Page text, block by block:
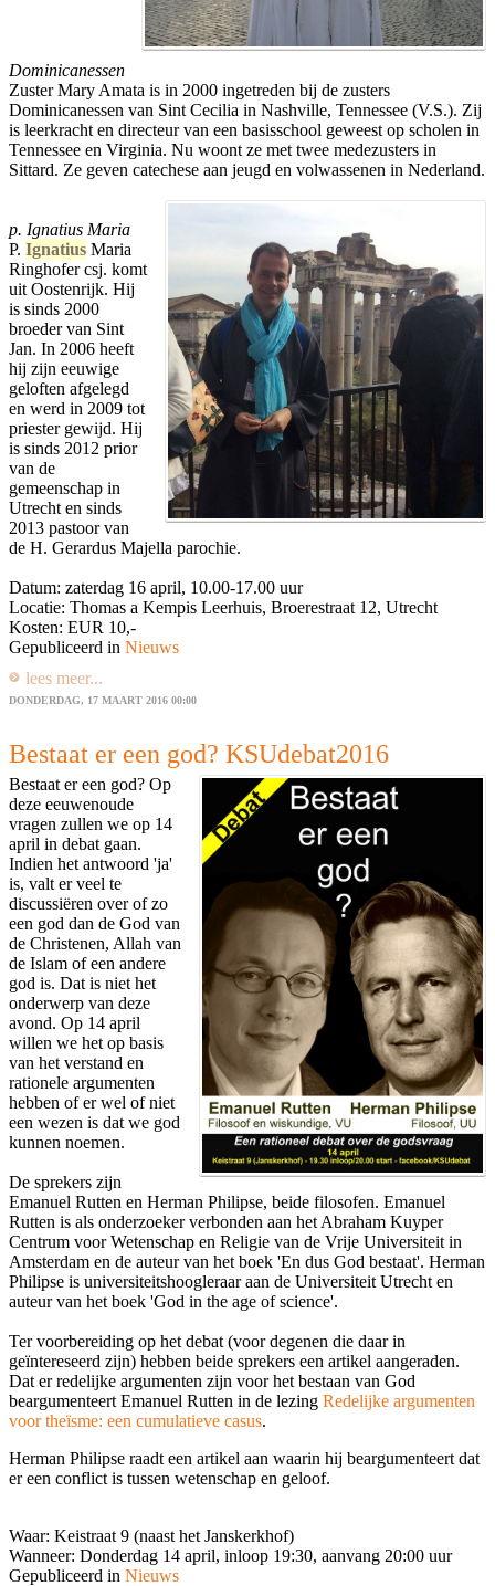
Dominicanessen
Zuster Mary Amata is in 2000 ingetreden bij de zusters
Dominicanessen van Sint Cecilia in Nashville, Tennessee (V.S.). Zij
is leerkracht en directeur van een basisschool geweest op scholen in
Tennessee en Virginia. Nu woont ze met twee medezusters in
Sittard. Ze geven catechese aan jeugd en volwassenen in Nederland.
p. Ignatius Maria
P. Ignatius Maria
Ringhofer csj. komt
uit Oostenrijk. Hij
is sinds 2000
broeder van Sint
Jan. In 2006 heeft
hij zijn eeuwige
geloften afgelegd
en werd in 2009 tot
priester gewijd. Hij
is sinds 2012 prior
van de
gemeenschap in
Utrecht en sinds
2013 pastoor van
de H. Gerardus Majella parochie.
Datum: zaterdag 16 april, 10.00-17.00 uur
Locatie: Thomas a Kempis Leerhuis, Broerestraat 12, Utrecht
Kosten: EUR 10,-
Gepubliceerd in Nieuws
lees meer...
DONDERDAG, 17 MAART 2016 00:00
Bestaat er een god? KSUdebat2016
Bestaat er een god? Op
deze eeuwenoude
vragen zullen we op 14
april in debat gaan.
Indien het antwoord 'ja'
is, valt er veel te
discussiëren over of zo
een god dan de God van
de Christenen, Allah van
de Islam of een andere
god is. Dat is niet het
onderwerp van deze
avond. Op 14 april
willen we het op basis
van het verstand en
rationele argumenten
hebben of er wel of niet
een wezen is dat we god
kunnen noemen.
De sprekers zijn
Emanuel Rutten en Herman Philipse, beide filosofen. Emanuel
Rutten is als onderzoeker verbonden aan het Abraham Kuyper
Centrum voor Wetenschap en Religie van de Vrije Universiteit in
Amsterdam en de auteur van het boek 'En dus God bestaat'. Herman
Philipse is universiteitshoogleraar aan de Universiteit Utrecht en
auteur van het boek 'God in the age of science'.
Ter voorbereiding op het debat (voor degenen die daar in
geïntereseerd zijn) hebben beide sprekers een artikel aangeraden.
Dat er redelijke argumenten zijn voor het bestaan van God
beargumenteert Emanuel Rutten in de lezing Redelijke argumenten
voor theïsme: een cumulatieve casus.
Herman Philipse raadt een artikel aan waarin hij beargumenteert dat
er een conflict is tussen wetenschap en geloof.
Waar: Keistraat 9 (naast het Janskerkhof)
Wanneer: Donderdag 14 april, inloop 19:30, aanvang 20:00 uur
Gepubliceerd in Nieuws